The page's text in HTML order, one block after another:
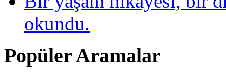
okundu.
Popüler Aramalar